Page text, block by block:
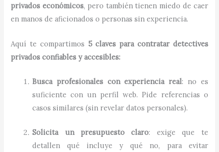
privados económicos, pero también tienen miedo de caer
en manos de aficionados o personas sin experiencia.
Aquí te compartimos 5 claves para contratar detectives
privados confiables y accesibles:
Busca profesionales con experiencia real: no es
suficiente con un perfil web. Pide referencias o
casos similares (sin revelar datos personales).
Solicita un presupuesto claro: exige que te
detallen qué incluye y qué no, para evitar